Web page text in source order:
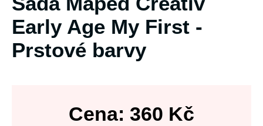
Early Age My First -
Prstové barvy
Cena: 360 Kč